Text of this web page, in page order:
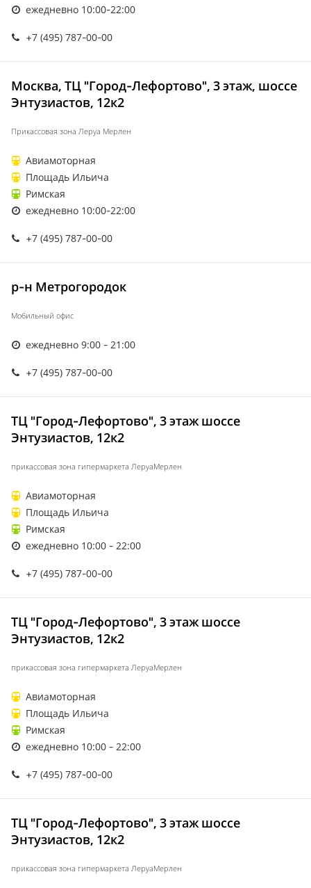
ежедневно 10:00-22:00
+7 (495) 787-00-00
Москва, ТЦ "Город-Лефортово", 3 этаж, шоссе
Энтузиастов, 12к2
Прикассовая зона Леруа Мерлен
Авиамоторная
Площадь Ильича
Римская
ежедневно 10:00-22:00
+7 (495) 787-00-00
р-н Метрогородок
Мобильный офис
ежедневно 9:00 - 21:00
+7 (495) 787-00-00
ТЦ "Город-Лефортово", 3 этаж шоссе
Энтузиастов, 12к2
прикассовая зона гипермаркета ЛеруаМерлен
Авиамоторная
Площадь Ильича
Римская
ежедневно 10:00 - 22:00
+7 (495) 787-00-00
ТЦ "Город-Лефортово", 3 этаж шоссе
Энтузиастов, 12к2
прикассовая зона гипермаркета ЛеруаМерлен
Авиамоторная
Площадь Ильича
Римская
ежедневно 10:00 - 22:00
+7 (495) 787-00-00
ТЦ "Город-Лефортово", 3 этаж шоссе
Энтузиастов, 12к2
прикассовая зона гипермаркета ЛеруаМерлен